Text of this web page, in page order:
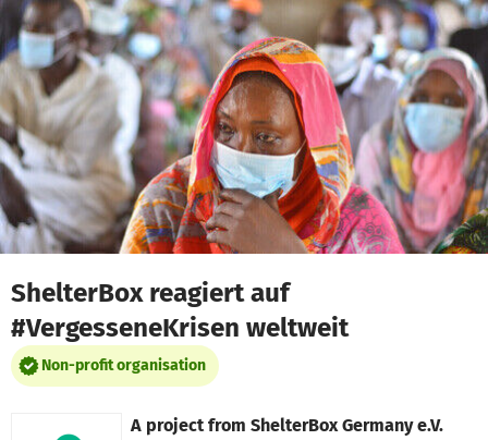
Skip to main content
Show accessibility statement
ShelterBox reagiert auf
#VergesseneKrisen weltweit
Non-profit organisation
A project from ShelterBox Germany e.V.